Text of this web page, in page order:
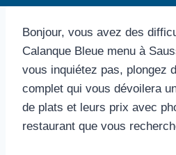
Bonjour, vous avez des
Calanque Bleue menu à
vous inquiétez pas, plongez
complet qui vous dévoilera
de plats et leurs prix avec
restaurant que vous